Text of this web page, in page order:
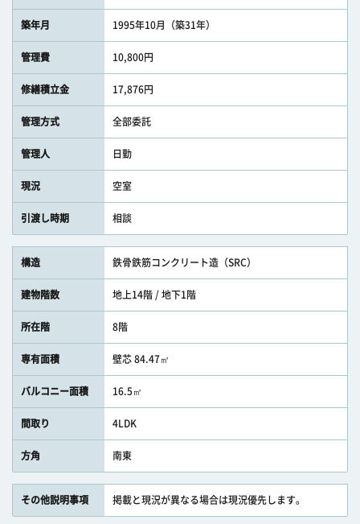
築年月 1995年10月（築31年）
管理費 10,800円
修繕積立金 17,876円
管理方式 全部委託
管理人 日勤
現況 空室
引渡し時期 相談
構造 鉄骨鉄筋コンクリート造（SRC）
建物階数 地上14階 / 地下1階
所在階 8階
専有面積 壁芯 84.47㎡
バルコニー面積 16.5㎡
間取り 4LDK
方角 南東
その他説明事項 掲載と現況が異なる場合は現況優先します。